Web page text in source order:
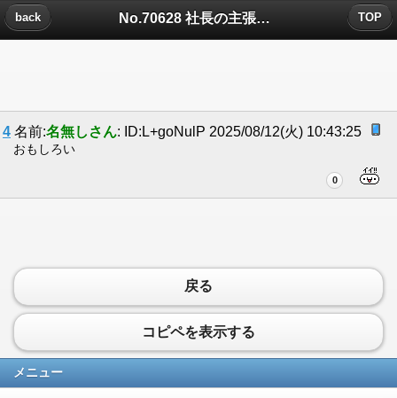
No.70628 社長の主張についたコメント
back TOP
4 名前:名無しさん: ID:L+goNulP 2025/08/12(火) 10:43:25
おもしろい
0
戻る
コピペを表示する
メニュー